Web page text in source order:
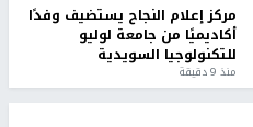
مركز إعلام النجاح يستضيف وفدًا
أكاديميًا من جامعة لوليو
للتكنولوجيا السويدية
منذ 9 دقيقة